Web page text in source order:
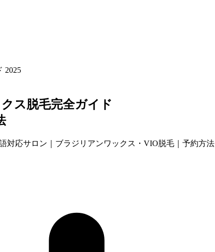
2025
クス脱毛完全ガイド
対応サロン｜ブラジリアンワックス・VIO脱毛｜予約方法